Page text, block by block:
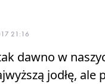
21:16
dawno w
jodłę, ale